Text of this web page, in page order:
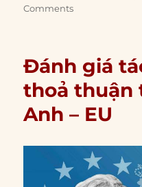
Comments
Đánh giá
thoả thuận
Anh – EU